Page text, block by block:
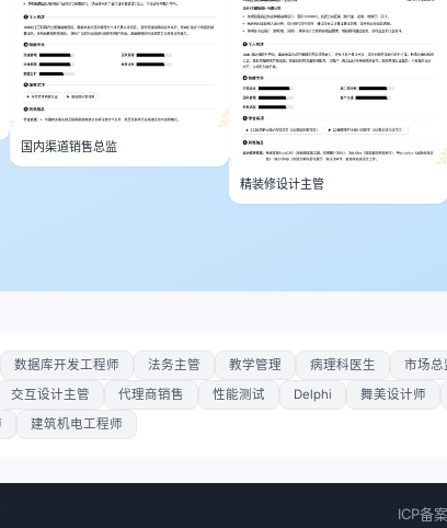
国内渠道销售总监
精装修设计主管
数据库开发工程师 法务主管 教学管理 病理科医生
市场总
交互设计主管 代理商销售 性能测试 Delphi
舞美设计师
建筑机电工程师
ICP备